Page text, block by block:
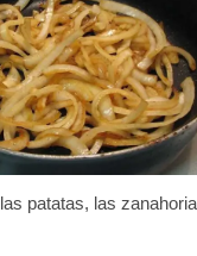
las patatas, las